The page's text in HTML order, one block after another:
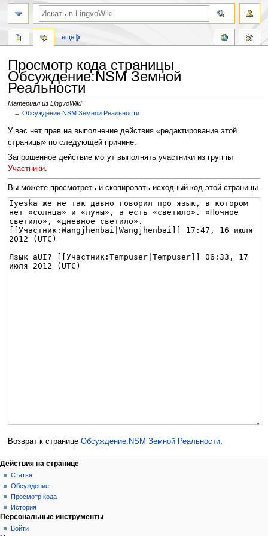
Просмотр кода страницы
Обсуждение:NSM Земной
Реальности
Материал из LingvoWiki
←Обсуждение:NSM Земной Реальности
Перейти
к
навигации
Перейти
к
поиску
У вас нет прав на выполнение действия «редактирование этой
страницы» по следующей причине:
Запрошенное действие могут выполнять участники из группы
Участники.
Вы можете просмотреть и скопировать исходный код этой страницы.
Возврат к странице Обсуждение:NSM Земной Реальности.
Действия на странице
Статья
Обсуждение
Просмотр кода
История
ещё
Персональные инструменты
Войти